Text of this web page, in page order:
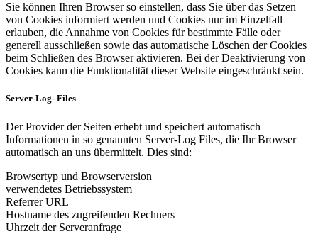
Sie können Ihren Browser so einstellen, dass Sie über das Setzen
von Cookies informiert werden und Cookies nur im Einzelfall
erlauben, die Annahme von Cookies für bestimmte Fälle oder
generell ausschließen sowie das automatische Löschen der Cookies
beim Schließen des Browser aktivieren. Bei der Deaktivierung von
Cookies kann die Funktionalität dieser Website eingeschränkt sein.
Server-Log- Files
Der Provider der Seiten erhebt und speichert automatisch
Informationen in so genannten Server-Log Files, die Ihr Browser
automatisch an uns übermittelt. Dies sind:
Browsertyp und Browserversion
verwendetes Betriebssystem
Referrer URL
Hostname des zugreifenden Rechners
Uhrzeit der Serveranfrage